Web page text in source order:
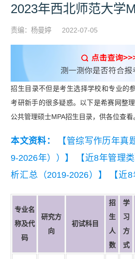
2023年西北师范大学
责编：杨曼婷 2022-07-05
招生目录不但是考生选择学校和专业的
考研新手的很多疑惑。以下是希赛网整
公共管理硕士MPA招生目录，供各位查看
本文资料：
【管综写作历年真
9-2026年））】
【近8年管理
析汇总（2019-2026）】
【近
真题及详细解析汇总（2019-
专业名
称及代
码
研究方
向
初试科目
招
生
人
数
学
习
方
式